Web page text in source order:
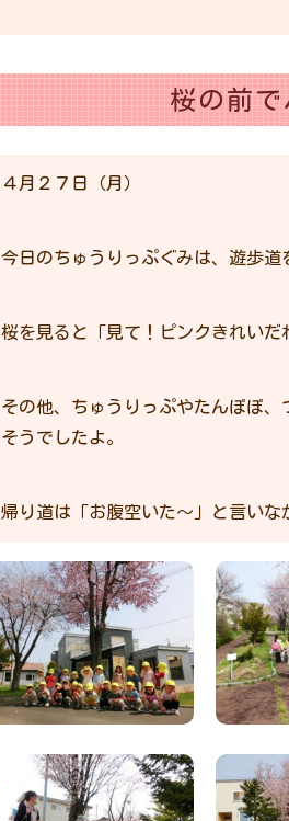
桜の前で
４月２７日（月）
今日のちゅうりっぷぐみは、遊歩道
桜を見ると「見て！ピンクきれいだ
その他、ちゅうりっぷやたんぽぽ
そうでしたよ。
帰り道は「お腹空いた～」と言いな